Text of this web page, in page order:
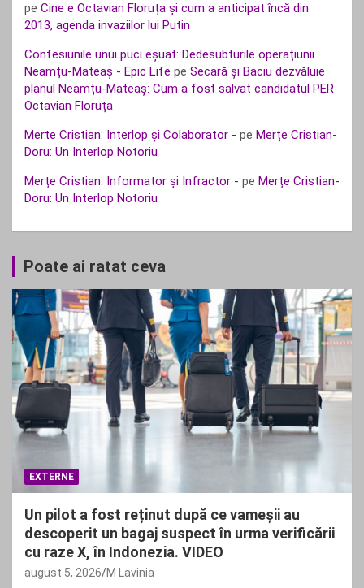
pe Cine e Octavian Floruța și cum a anticipat încă din
2013, agenda invaziilor lui Putin
Confesiunile unui puci eșuat: Dedesubturile operațiunii
Neamțu-Mateaș - Epic Life pe Secară și Baciu dezvăluie
planul Neamțu-Mateaș: Cum a fost salvat candidatul PER
Octavian Floruța
Merte Cristian: Interlop și Colaborator - pe Merțe Cristian-
Doru: Un Interlop Notoriu
Merțe Cristian: Informator și Infractor - pe Merțe Cristian-
Doru: Un Interlop Notoriu
Poate ai ratat ceva
EXTERNE
Un pilot a fost reținut după ce vameșii au
descoperit un bagaj suspect în urma verificării
cu raze X, în Indonezia. VIDEO
august 5, 2026 M Lavinia